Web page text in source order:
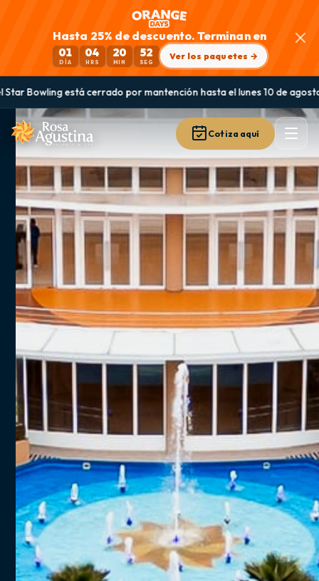
Hasta 25% de descuento. Terminan en
01
DÍA
04
HRS
20
MIN
51
SEG
Ver los paquetes →
por mantención hasta el lunes 10 de agosto Guanaqueros:
Cotiza aquí